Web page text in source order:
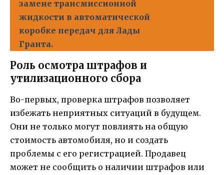
замене трансмиссионной
жидкости в автоматической
коробке передач для Лады
Гранта.
Роль осмотра штрафов и
утилизационного сбора
Во-первых, проверка штрафов позволяет
избежать неприятных ситуаций в будущем.
Они не только могут повлиять на общую
стоимость автомобиля, но и создать
проблемы с его регистрацией. Продавец
может не сообщить о наличии штрафов или